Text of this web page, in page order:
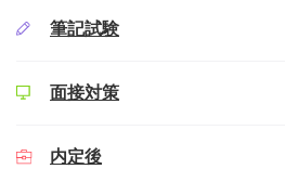
筆記試験
面接対策
内定後